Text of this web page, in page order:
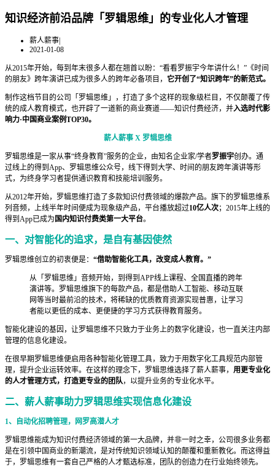
知识经济前沿品牌「罗辑思维」的专业化人才管理
薪人薪事|
2021-01-08
从2015年开始，每到年末很多人都在翘首以盼：“看看罗振宇今年讲什么！”《时间
的朋友》跨年演讲已成为很多人的跨年必备项目， 它开创了“知识跨年”的新范式。
制作这档节目的公司「罗辑思维」，打造了多个这样的现象级栏目，不仅颠覆了传
统的成人教育模式，也开辟了一道新的商业赛道——知识付费经济，并入选时代影
响力·中国商业案例TOP30。
薪人薪事 X 罗辑思维
罗辑思维是一家从事“终身教育”服务的企业，由知名企业家/学者罗振宇创办。通
过线上的得到App、罗辑思维公众号，线下得到大学、时间的朋友跨年演讲等形
式，为终身学习者提供通识教育和技能培训服务。
从2012年开始，罗辑思维打造了多款知识付费领域的爆款产品。旗下的罗辑思维系
列音频，上线半年时间便成为现象级产品，平台播放超过10亿人次；2015年上线的
得到App已成为 国内知识付费类第一大平台。
一、对智能化的追求，是自有基因使然
罗辑思维创立的初衷便是： “借助智能化工具，改变成人教育。”
从「罗辑思维」音频开始，到得到APP线上课程、全国直播的跨年
演讲等。罗辑思维旗下的每款产品，都是借助人工智能、移动互联
网等当时最前沿的技术，将稀缺的优质教育资源实现普惠，让学习
者能以更低的成本、更便捷的学习方式获得教育服务。
智能化建设的基因，让罗辑思维不只致力于业务上的数字化建设，也一直关注内部
管理的信息化建设。
在很早期罗辑思维便启用各种智能化管理工具，致力于用数字化工具规范内部管
理，提升企业运转效率。在这样的理念下，罗辑思维选择了薪人薪事， 用更专业化
的人才管理方式，打造更专业的团队，以提升业务的专业化水平。
二、薪人薪事助力罗辑思维实现信息化建设
1、自动化招聘管理，网罗高潜人才
罗辑思维能成为知识付费经济领域的第一大品牌，并非一时之幸，公司很多业务都
是在引领中国商业的新潮流，是对传统知识领域认知的颠覆和重新教化。而这得益
于，罗辑思维有一套自己严格的人才甄选标准，团队的创造力在行业始终领先。